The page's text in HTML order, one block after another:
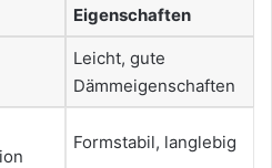
Eigenschaften
Leicht, gute
Dämmeigenschaften
Formstabil, langlebig